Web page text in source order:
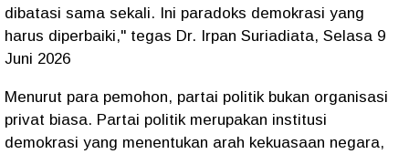
dibatasi sama sekali. Ini paradoks demokrasi yang
harus diperbaiki," tegas Dr. Irpan Suriadiata, Selasa 9
Juni 2026
Menurut para pemohon, partai politik bukan organisasi
privat biasa. Partai politik merupakan institusi
demokrasi yang menentukan arah kekuasaan negara,